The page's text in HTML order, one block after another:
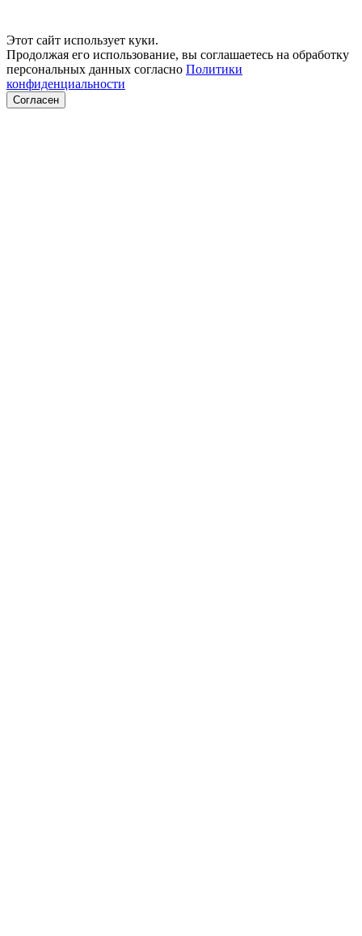
Этот сайт использует куки.
Продолжая его использование, вы соглашаетесь на обработку
персональных данных согласно Политики
конфиденциальности
Согласен